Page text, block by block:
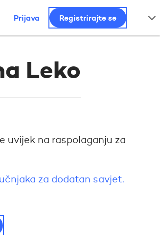
Prijava Registrirajte se
Leko
uvijek na raspolaganju za
za dodatan savjet.